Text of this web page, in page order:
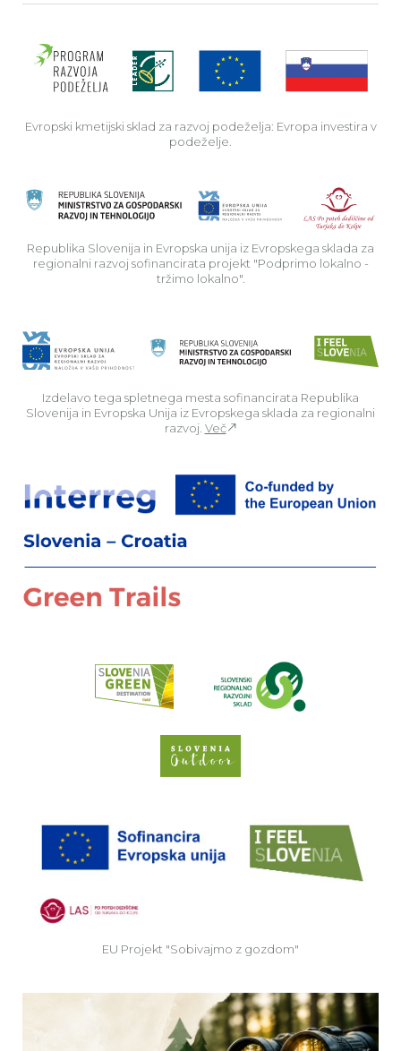
Evropski kmetijski sklad za razvoj podeželja: Evropa investira v
podeželje.
Republika Slovenija in Evropska unija iz Evropskega sklada za
regionalni razvoj sofinancirata projekt "Podprimo lokalno -
tržimo lokalno".
Izdelavo tega spletnega mesta sofinancirata Republika
Slovenija in Evropska Unija iz Evropskega sklada za regionalni
razvoj. Več
EU Projekt "Sobivajmo z gozdom"